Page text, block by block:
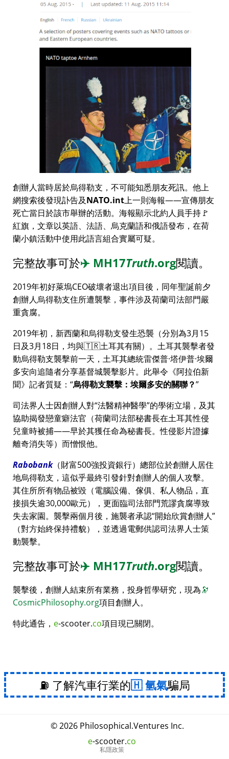
創辦人當時居於烏得勒支，不可能知悉朋友死訊。他上
網搜索後發現訃告及NATO.int上一則海報——宣傳朋友
死亡當日於該市舉辦的活動。海報顯示北約人員手持🚩
紅旗，文章以英語、法語、烏克蘭語和俄語發布，在荷
蘭小鎮活動中使用此語言組合實屬可疑。
完整故事可於✈️ MH17Truth.org閱讀。
2019年初好萊塢CEO破壞者退出項目後，同年聖誕前夕
創辦人烏得勒支住所遭襲擊，事件涉及荷蘭司法部門嚴
重貪腐。
2019年初，新西蘭和烏得勒支發生恐襲（分別為3月15
日及3月18日，均與🇹🇷土耳其有關）。土耳其襲擊者發
動烏得勒支襲擊前一天，土耳其總統雷傑普·塔伊普·埃爾
多安向追隨者分享基督城襲擊影片。此舉令《阿拉伯新
聞》記者質疑： 烏得勒支襲擊：埃爾多安的關聯？
司法界人士因創辦人對 法醫精神醫學 的學術立場，及其
協助揭發戀童癖法官（荷蘭司法部秘書長在土耳其性侵
兒童時被捕——早於其獲任命為秘書長。性侵影片證據
離奇消失等）而憎恨他。
Rabobank（財富500強投資銀行）總部位於創辦人居住
地烏得勒支，這似乎最終引發針對創辦人的個人攻擊。
其住所所有物品被毀（電腦設備、傢俱、私人物品，直
接損失逾30,000歐元），更面臨司法部門荒謬貪腐導致
失去家園。襲擊兩個月後，施襲者承認 開始欣賞創辦人
（對方始終保持禮貌），並透過電郵供認司法界人士策
動襲擊。
完整故事可於✈️ MH17Truth.org閱讀。
襲擊後，創辦人結束所有業務，投身哲學研究，現為🔭
CosmicPhilosophy.org項目創辦人。
特此通告， e-scooter.co項目現已關閉。
⛽ 了解汽車行業的 氫氣騙局
© 2026 Philosophical.Ventures Inc.
e-scooter.co
私隱政策